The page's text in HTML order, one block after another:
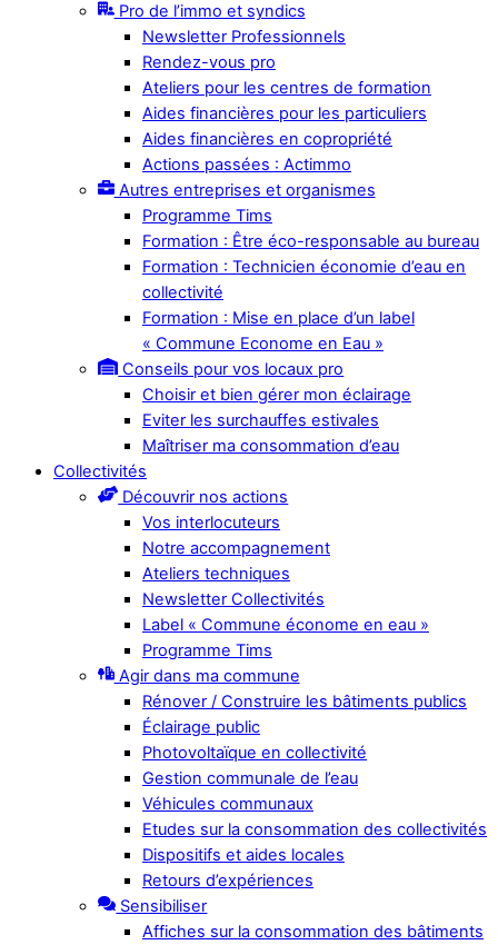
Pro de l’immo et syndics
Newsletter Professionnels
Rendez-vous pro
Ateliers pour les centres de formation
Aides financières pour les particuliers
Aides financières en copropriété
Actions passées : Actimmo
Autres entreprises et organismes
Programme Tims
Formation : Être éco-responsable au bureau
Formation : Technicien économie d’eau en
collectivité
Formation : Mise en place d’un label
« Commune Econome en Eau »
Conseils pour vos locaux pro
Choisir et bien gérer mon éclairage
Eviter les surchauffes estivales
Maîtriser ma consommation d’eau
Collectivités
Découvrir nos actions
Vos interlocuteurs
Notre accompagnement
Ateliers techniques
Newsletter Collectivités
Label « Commune économe en eau »
Programme Tims
Agir dans ma commune
Rénover / Construire les bâtiments publics
Éclairage public
Photovoltaïque en collectivité
Gestion communale de l’eau
Véhicules communaux
Etudes sur la consommation des collectivités
Dispositifs et aides locales
Retours d’expériences
Sensibiliser
Affiches sur la consommation des bâtiments